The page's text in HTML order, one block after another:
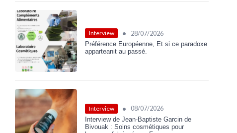
Interview • 28/07/2026
Préférence Européenne, Et si ce paradoxe
apparteanit au passé.
Interview • 08/07/2026
Interview de Jean-Baptiste Garcin de
Bivouak : Soins cosmétiques pour